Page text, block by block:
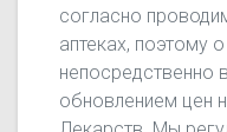
согласно
аптеках, поэтому
непосредственно
обновлением цен